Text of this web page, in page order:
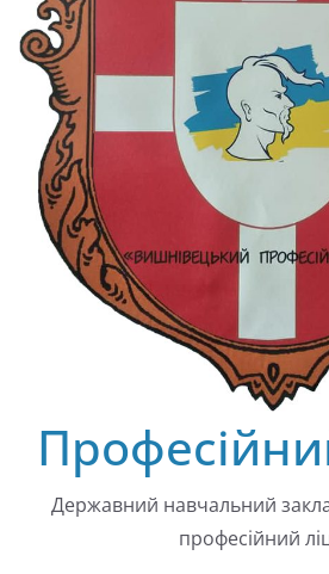
Державний навчальний
професійний